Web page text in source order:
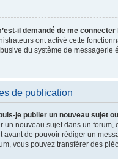
il demandé de me
ont activé cette
du système de messagerie
de publication
je publier un nouveau sujet
un nouveau sujet dans un
avant de pouvoir rédiger un
vous pouvez transférer des